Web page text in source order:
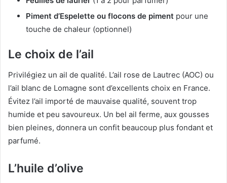
Piment d’Espelette ou flocons de piment pour une
touche de chaleur (optionnel)
Le choix de l’ail
Privilégiez un ail de qualité. L’ail rose de Lautrec (AOC) ou
l’ail blanc de Lomagne sont d’excellents choix en France.
Évitez l’ail importé de mauvaise qualité, souvent trop
humide et peu savoureux. Un bel ail ferme, aux gousses
bien pleines, donnera un confit beaucoup plus fondant et
parfumé.
L’huile d’olive